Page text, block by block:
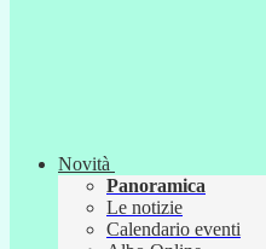
Novità
Panoramica
Le notizie
Calendario eventi